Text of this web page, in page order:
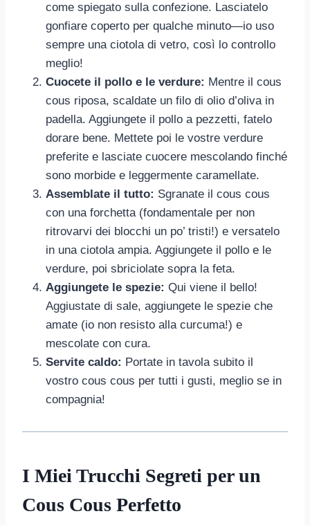
come spiegato sulla confezione. Lasciatelo
gonfiare coperto per qualche minuto—io uso
sempre una ciotola di vetro, così lo controllo
meglio!
Cuocete il pollo e le verdure: Mentre il cous
cous riposa, scaldate un filo di olio d’oliva in
padella. Aggiungete il pollo a pezzetti, fatelo
dorare bene. Mettete poi le vostre verdure
preferite e lasciate cuocere mescolando finché
sono morbide e leggermente caramellate.
Assemblate il tutto: Sgranate il cous cous
con una forchetta (fondamentale per non
ritrovarvi dei blocchi un po’ tristi!) e versatelo
in una ciotola ampia. Aggiungete il pollo e le
verdure, poi sbriciolate sopra la feta.
Aggiungete le spezie: Qui viene il bello!
Aggiustate di sale, aggiungete le spezie che
amate (io non resisto alla curcuma!) e
mescolate con cura.
Servite caldo: Portate in tavola subito il
vostro cous cous per tutti i gusti, meglio se in
compagnia!
I Miei Trucchi Segreti per un
Cous Cous Perfetto